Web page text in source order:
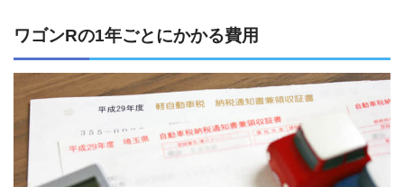
ワゴンRの1年ごとにかかる費用